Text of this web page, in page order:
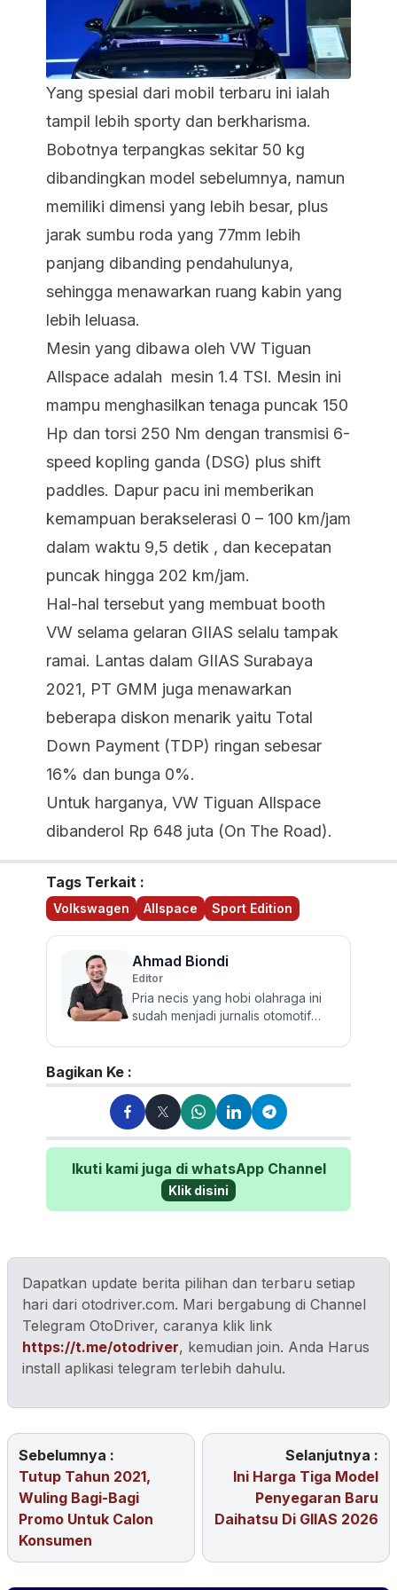
Yang spesial dari mobil terbaru ini ialah
tampil lebih sporty dan berkharisma.
Bobotnya terpangkas sekitar 50 kg
dibandingkan model sebelumnya, namun
memiliki dimensi yang lebih besar, plus
jarak sumbu roda yang 77mm lebih
panjang dibanding pendahulunya,
sehingga menawarkan ruang kabin yang
lebih leluasa.
Mesin yang dibawa oleh VW Tiguan
Allspace adalah mesin 1.4 TSI. Mesin ini
mampu menghasilkan tenaga puncak 150
Hp dan torsi 250 Nm dengan transmisi 6-
speed kopling ganda (DSG) plus shift
paddles. Dapur pacu ini memberikan
kemampuan berakselerasi 0 – 100 km/jam
dalam waktu 9,5 detik , dan kecepatan
puncak hingga 202 km/jam.
Hal-hal tersebut yang membuat booth
VW selama gelaran GIIAS selalu tampak
ramai. Lantas dalam GIIAS Surabaya
2021, PT GMM juga menawarkan
beberapa diskon menarik yaitu Total
Down Payment (TDP) ringan sebesar
16% dan bunga 0%.
Untuk harganya, VW Tiguan Allspace
dibanderol Rp 648 juta (On The Road).
Tags Terkait :
Volkswagen Allspace Sport Edition
Ahmad Biondi
Editor
Pria necis yang hobi olahraga ini
sudah menjadi jurnalis otomotif
menguji dan mereview banyak...
Bagikan Ke :
Ikuti kami juga di whatsApp Channel
Klik disini
Dapatkan update berita pilihan dan terbaru setiap
hari dari otodriver.com. Mari bergabung di Channel
Telegram OtoDriver, caranya klik link
https://t.me/otodriver, kemudian join. Anda Harus
install aplikasi telegram terlebih dahulu.
Sebelumnya :
Tutup Tahun 2021,
Wuling Bagi-Bagi
Promo Untuk Calon
Konsumen
Selanjutnya :
Ini Harga Tiga Model
Penyegaran Baru
Daihatsu Di GIIAS 2026